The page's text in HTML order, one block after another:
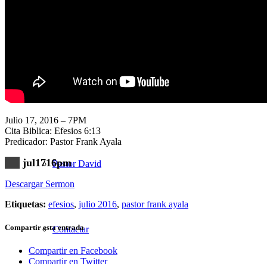
Pastor David
Contactar
Julio 17, 2016 – 7PM
Cita Biblica: Efesios 6:13
Predicador: Pastor Frank Ayala
jul1716pm
Descargar Sermon
Etiquetas: efesios, julio 2016, pastor frank ayala
Compartir esta entrada
Compartir en Facebook
Compartir en Twitter